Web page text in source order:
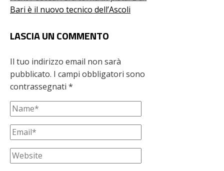
Bari è il nuovo tecnico dell’Ascoli
LASCIA UN COMMENTO
Il tuo indirizzo email non sarà
pubblicato. I campi obbligatori sono
contrassegnati *